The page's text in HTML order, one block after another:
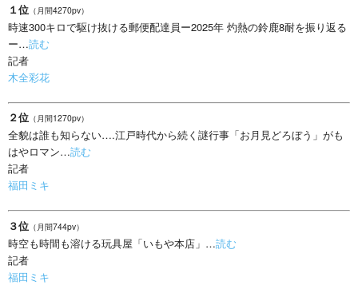
１位 （月間4270pv）
時速300キロで駆け抜ける郵便配達員ー2025年 灼熱の鈴鹿8耐を振り返る
ー…読む
記者
木全彩花
２位 （月間1270pv）
全貌は誰も知らない….江戸時代から続く謎行事「お月見どろぼう」がも
はやロマン…読む
記者
福田ミキ
３位 （月間744pv）
時空も時間も溶ける玩具屋「いもや本店」…読む
記者
福田ミキ